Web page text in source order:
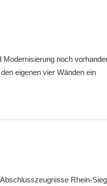
noch
eigenen vier Wänden ein
Rhein-